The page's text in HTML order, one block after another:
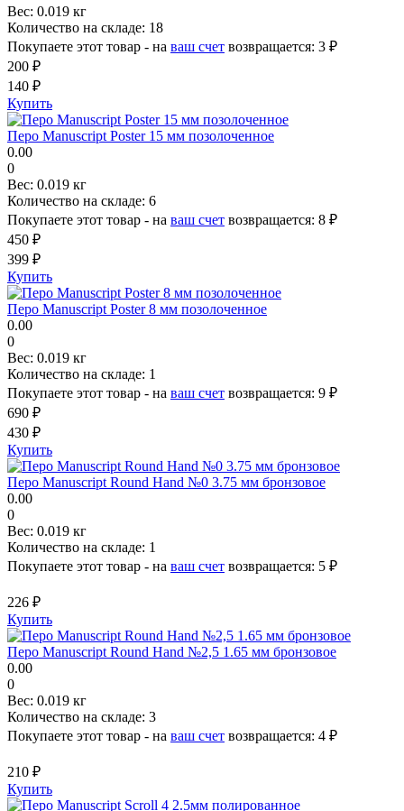
Вес: 0.019 кг
Количество на складе: 18
Покупаете этот товар - на ваш счет возвращается: 3 ₽
200 ₽
140 ₽
Купить
Перо Manuscript Poster 15 мм позолоченное
0.00
0
Вес: 0.019 кг
Количество на складе: 6
Покупаете этот товар - на ваш счет возвращается: 8 ₽
450 ₽
399 ₽
Купить
Перо Manuscript Poster 8 мм позолоченное
0.00
0
Вес: 0.019 кг
Количество на складе: 1
Покупаете этот товар - на ваш счет возвращается: 9 ₽
690 ₽
430 ₽
Купить
Перо Manuscript Round Hand №0 3.75 мм бронзовое
0.00
0
Вес: 0.019 кг
Количество на складе: 1
Покупаете этот товар - на ваш счет возвращается: 5 ₽
226 ₽
Купить
Перо Manuscript Round Hand №2,5 1.65 мм бронзовое
0.00
0
Вес: 0.019 кг
Количество на складе: 3
Покупаете этот товар - на ваш счет возвращается: 4 ₽
210 ₽
Купить